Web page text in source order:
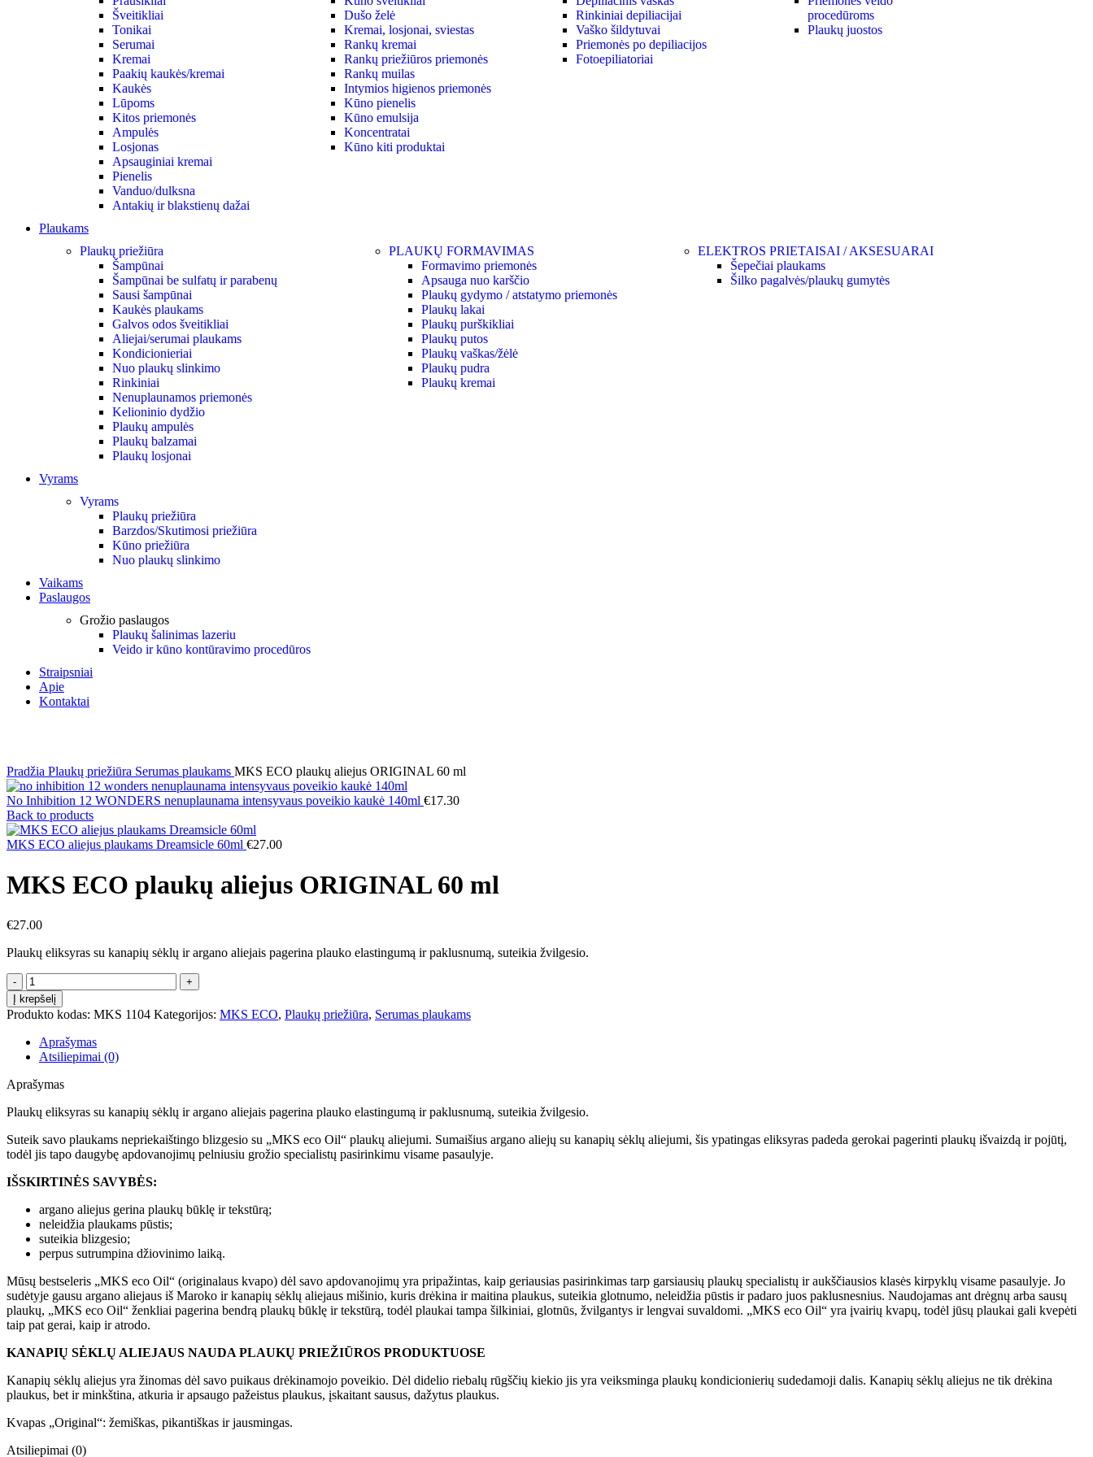
Šveitikliai
Tonikai
Serumai
Kremai
Paakių kaukės/kremai
Kaukės
Lūpoms
Kitos priemonės
Ampulės
Losjonas
Apsauginiai kremai
Pienelis
Vanduo/dulksna
Antakių ir blakstienų dažai
Dušo želė
Kremai, losjonai, sviestas
Rankų kremai
Rankų priežiūros priemonės
Rankų muilas
Intymios higienos priemonės
Kūno pienelis
Kūno emulsija
Koncentratai
Kūno kiti produktai
Rinkiniai depiliacijai
Vaško šildytuvai
Priemonės po depiliacijos
Fotoepiliatoriai
procedūroms
Plaukų juostos
Plaukams
Plaukų priežiūra
Šampūnai
Šampūnai be sulfatų ir parabenų
Sausi šampūnai
Kaukės plaukams
Galvos odos šveitikliai
Aliejai/serumai plaukams
Kondicionieriai
Nuo plaukų slinkimo
Rinkiniai
Nenuplaunamos priemonės
Kelioninio dydžio
Plaukų ampulės
Plaukų balzamai
Plaukų losjonai
PLAUKŲ FORMAVIMAS
Formavimo priemonės
Apsauga nuo karščio
Plaukų gydymo / atstatymo priemonės
Plaukų lakai
Plaukų purškikliai
Plaukų putos
Plaukų vaškas/žėlė
Plaukų pudra
Plaukų kremai
ELEKTROS PRIETAISAI / AKSESUARAI
Šepečiai plaukams
Šilko pagalvės/plaukų gumytės
Vyrams
Vyrams
Plaukų priežiūra
Barzdos/Skutimosi priežiūra
Kūno priežiūra
Nuo plaukų slinkimo
Vaikams
Paslaugos
Grožio paslaugos
Plaukų šalinimas lazeriu
Veido ir kūno kontūravimo procedūros
Straipsniai
Apie
Kontaktai
Pradžia Plaukų priežiūra Serumas plaukams MKS ECO plaukų aliejus ORIGINAL 60 ml
No Inhibition 12 WONDERS nenuplaunama intensyvaus poveikio kaukė 140ml €17.30
Back to products
MKS ECO aliejus plaukams Dreamsicle 60ml €27.00
MKS ECO plaukų aliejus ORIGINAL 60 ml
€27.00
Plaukų eliksyras su kanapių sėklų ir argano aliejais pagerina plauko elastingumą ir paklusnumą, suteikia žvilgesio.
Į krepšelį
Produkto kodas: MKS 1104 Kategorijos: MKS ECO, Plaukų priežiūra, Serumas plaukams
Aprašymas
Atsiliepimai (0)
Aprašymas
Plaukų eliksyras su kanapių sėklų ir argano aliejais pagerina plauko elastingumą ir paklusnumą, suteikia žvilgesio.
Suteik savo plaukams nepriekaištingo blizgesio su „MKS eco Oil“ plaukų aliejumi. Sumaišius argano aliejų su kanapių sėklų aliejumi, šis ypatingas eliksyras padeda gerokai pagerinti plaukų išvaizdą ir pojūtį,
todėl jis tapo daugybę apdovanojimų pelniusiu grožio specialistų pasirinkimu visame pasaulyje.
IŠSKIRTINĖS SAVYBĖS:
argano aliejus gerina plaukų būklę ir tekstūrą;
neleidžia plaukams pūstis;
suteikia blizgesio;
perpus sutrumpina džiovinimo laiką.
Mūsų bestseleris „MKS eco Oil“ (originalaus kvapo) dėl savo apdovanojimų yra pripažintas, kaip geriausias pasirinkimas tarp garsiausių plaukų specialistų ir aukščiausios klasės kirpyklų visame pasaulyje. Jo
sudėtyje gausu argano aliejaus iš Maroko ir kanapių sėklų aliejaus mišinio, kuris drėkina ir maitina plaukus, suteikia glotnumo, neleidžia pūstis ir padaro juos paklusnesnius. Naudojamas ant drėgnų arba sausų
plaukų, „MKS eco Oil“ ženkliai pagerina bendrą plaukų būklę ir tekstūrą, todėl plaukai tampa šilkiniai, glotnūs, žvilgantys ir lengvai suvaldomi. „MKS eco Oil“ yra įvairių kvapų, todėl jūsų plaukai gali kvepėti
taip pat gerai, kaip ir atrodo.
KANAPIŲ SĖKLŲ ALIEJAUS NAUDA PLAUKŲ PRIEŽIŪROS PRODUKTUOSE
Kanapių sėklų aliejus yra žinomas dėl savo puikaus drėkinamojo poveikio. Dėl didelio riebalų rūgščių kiekio jis yra veiksminga plaukų kondicionierių sudedamoji dalis. Kanapių sėklų aliejus ne tik drėkina
plaukus, bet ir minkština, atkuria ir apsaugo pažeistus plaukus, įskaitant sausus, dažytus plaukus.
Kvapas „Original“: žemiškas, pikantiškas ir jausmingas.
Atsiliepimai (0)